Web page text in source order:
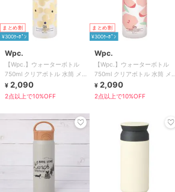
まとめ割
¥300ｸｰﾎﾟﾝ
Wpc.
【Wpc.】ウォーターボトル
750ml クリアボトル 水筒 メモ
リ付き 大容量 オフィス ジム
¥ 2,090
2点以上で10%OFF
まとめ割
¥300ｸｰﾎﾟﾝ
Wpc.
【Wpc.】ウォーターボトル
750ml クリアボトル 水筒 メモ
リ付き 大容量 オフィス ジム
¥ 2,090
2点以上で10%OFF